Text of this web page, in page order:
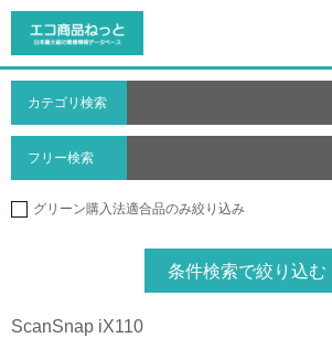
カテゴリ検索
フリー検索
グリーン購入法適合品のみ絞り込み
条件検索で絞り込む
ScanSnap iX110